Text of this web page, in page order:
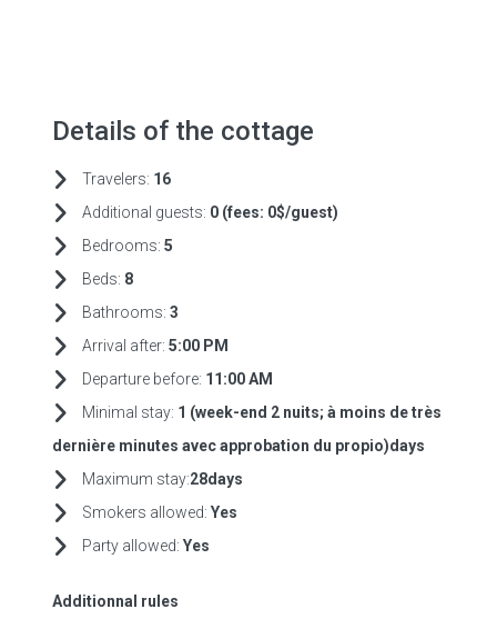
Details of the cottage
Travelers: 16
Additional guests: 0 (fees: 0$/guest)
Bedrooms: 5
Beds: 8
Bathrooms: 3
Arrival after: 5:00 PM
Departure before: 11:00 AM
Minimal stay: 1 (week-end 2 nuits; à moins de très
dernière minutes avec approbation du propio)days
Maximum stay:28days
Smokers allowed: Yes
Party allowed: Yes
Additionnal rules